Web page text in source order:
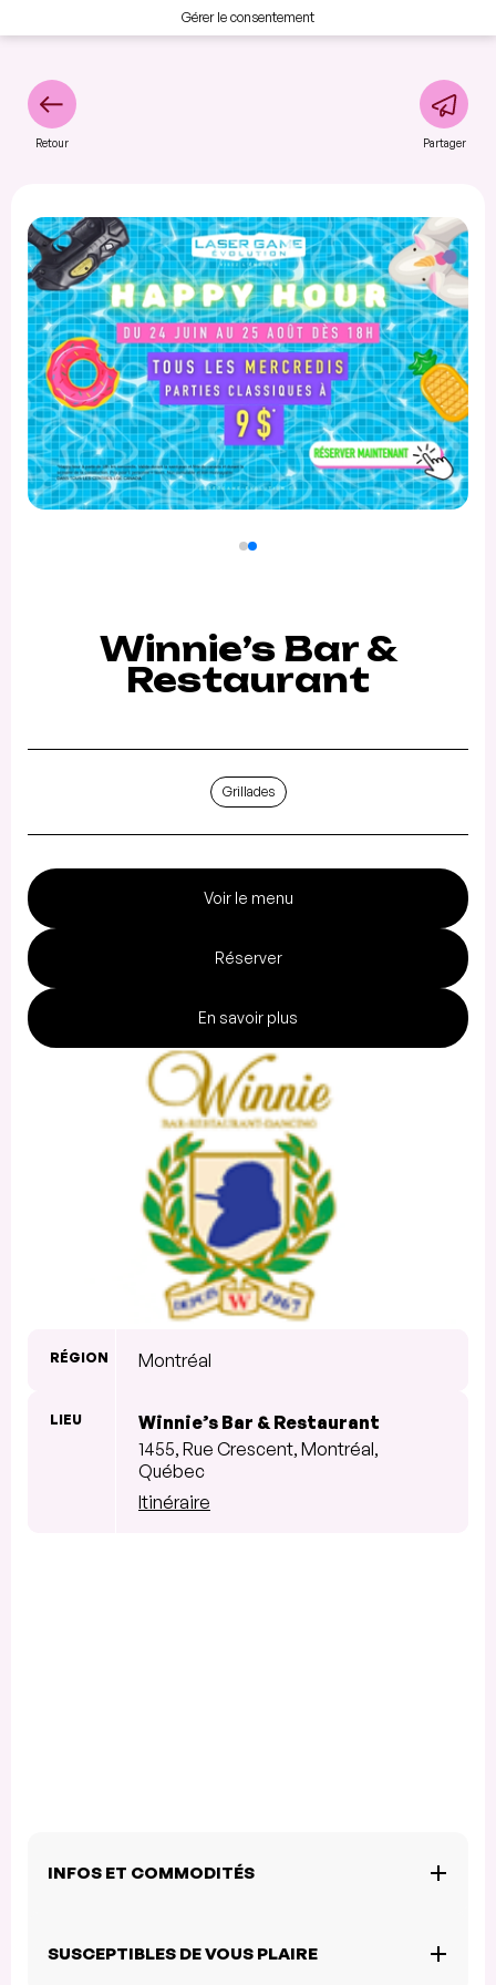
Gérer le consentement
Retour Partager
Winnie’s Bar &
Restaurant
Grillades
Voir le menu
Réserver
En savoir plus
RÉGION Montréal
LIEU
Winnie’s Bar & Restaurant
1455, Rue Crescent, Montréal,
Québec
Itinéraire
INFOS ET COMMODITÉS
SUSCEPTIBLES DE VOUS PLAIRE